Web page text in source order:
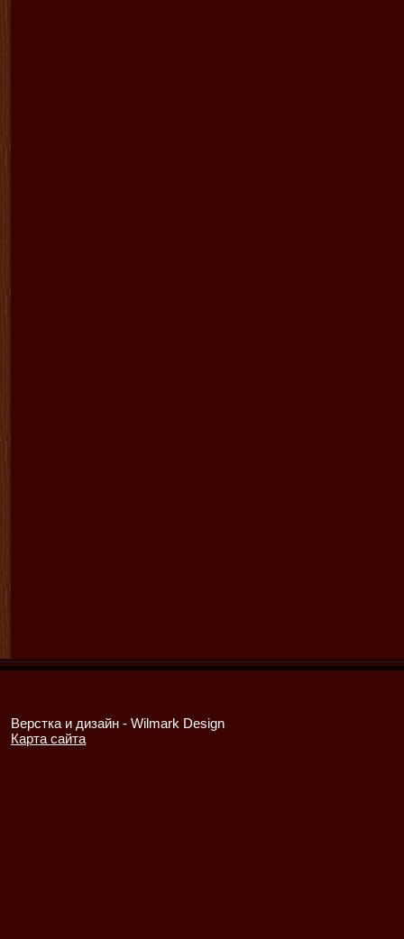
Верстка и дизайн - Wilmark Design
Карта сайта